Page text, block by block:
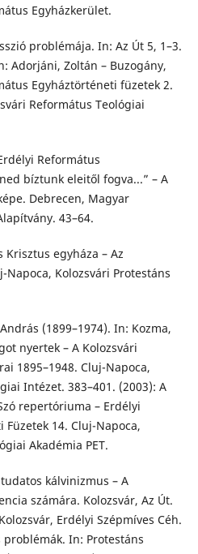
Egyházkerület.
problémája. In: Az Út 5, 1–3.
Adorjáni, Zoltán – Buzogány,
Egyháztörténeti füzetek 2.
Református Teológiai
Református
bíztunk eleitől fogva...” – A
Debrecen, Magyar
43–64.
Krisztus egyháza – Az
Kolozsvári Protestáns
(1899–1974). In: Kozma,
nyertek – A Kolozsvári
1895–1948. Cluj-Napoca,
Intézet. 383–401. (2003): A
repertóriuma – Erdélyi
14. Cluj-Napoca,
Akadémia PET.
kálvinizmus – A
számára. Kolozsvár, Az Út.
Erdélyi Szépmíves Céh.
In: Protestáns